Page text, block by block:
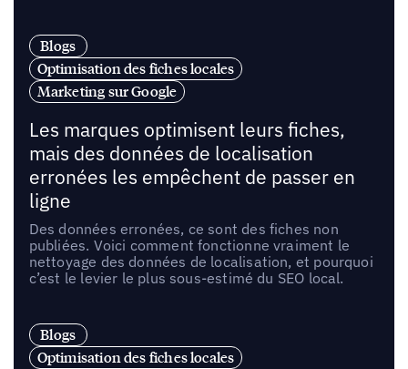
Blogs
Optimisation des fiches locales
Marketing sur Google
Les marques optimisent leurs fiches,
mais des données de localisation
erronées les empêchent de passer en
ligne
Des données erronées, ce sont des fiches non
publiées. Voici comment fonctionne vraiment le
nettoyage des données de localisation, et pourquoi
c’est le levier le plus sous-estimé du SEO local.
Blogs
Optimisation des fiches locales